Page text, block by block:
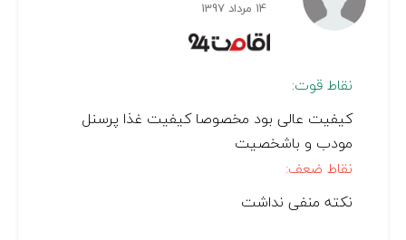
14 مرداد 1397
نقاط قوت:
کیفیت عالی بود مخصوصا کیفیت غذا پرسنل
مودب و باشخصیت
نقاط ضعف:
نکته منفی نداشت